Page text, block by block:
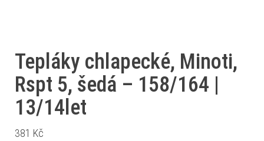
Tepláky chlapecké, Minoti,
Rspt 5, šedá – 158/164 |
13/14let
381 Kč